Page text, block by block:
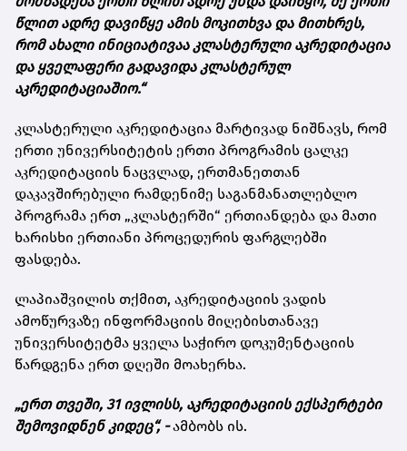
წლით ადრე დავიწყე ამის მოკითხვა და მითხრეს,
რომ ახალი ინიციატივაა კლასტერული აკრედიტაცია
და ყველაფერი გადავიდა კლასტერულ
აკრედიტაციაშიო.“
კლასტერული აკრედიტაცია მარტივად ნიშნავს, რომ
ერთი უნივერსიტეტის ერთი პროგრამის ცალკე
აკრედიტაციის ნაცვლად, ერთმანეთთან
დაკავშირებული რამდენიმე საგანმანათლებლო
პროგრამა ერთ „კლასტერში“ ერთიანდება და მათი
ხარისხი ერთიანი პროცედურის ფარგლებში
ფასდება.
ლაპიაშვილის თქმით, აკრედიტაციის ვადის
ამოწურვაზე ინფორმაციის მიღებისთანავე
უნივერსიტეტმა ყველა საჭირო დოკუმენტაციის
წარდგენა ერთ დღეში მოახერხა.
„ერთ თვეში, 31 ივლისს, აკრედიტაციის ექსპერტები
შემოვიდნენ კიდეც“, - ამბობს ის.